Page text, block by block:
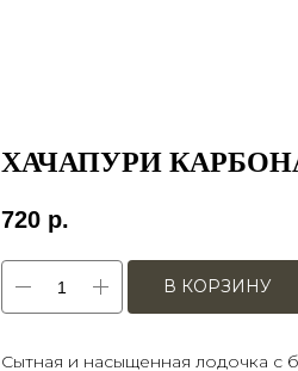
ХАЧАПУРИ
720 р.
В КОРЗИНУ
Сытная и насыщенная лодочка с